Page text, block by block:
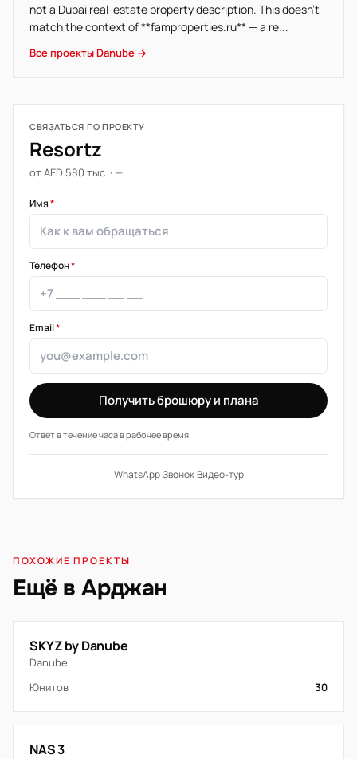
not a Dubai real-estate property description. This doesn't
match the context of **famproperties.ru** — a re...
Все проекты Danube →
СВЯЗАТЬСЯ ПО ПРОЕКТУ
Resortz
от AED 580 тыс. · —
Имя*
Телефон*
Email*
Получить брошюру и плана
Ответ в течение часа в рабочее время.
WhatsApp·Звонок·Видео-тур
ПОХОЖИЕ ПРОЕКТЫ
Ещё в Арджан
SKYZ by Danube
Danube
Юнитов
30
NAS 3